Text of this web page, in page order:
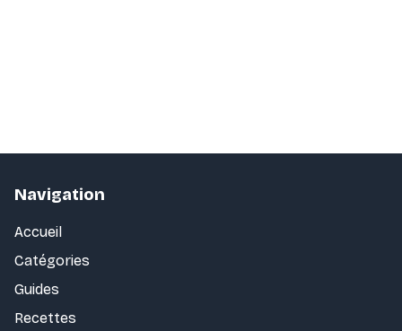
Navigation
Accueil
Catégories
Guides
Recettes